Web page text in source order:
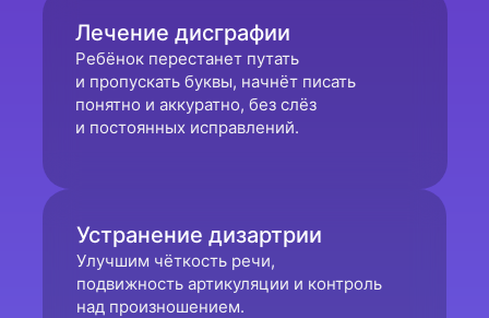
Лечение дисграфии
Ребёнок перестанет путать
и пропускать буквы, начнёт писать
понятно и аккуратно, без слёз
и постоянных исправлений.
Устранение дизартрии
Улучшим чёткость речи,
подвижность артикуляции и контроль
над произношением.